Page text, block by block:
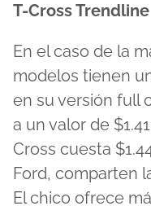
T-Cross Trendline
En el caso de la
modelos tienen
en su versión full
a un valor de
Cross cuesta
Ford, comparten
El chico ofrece